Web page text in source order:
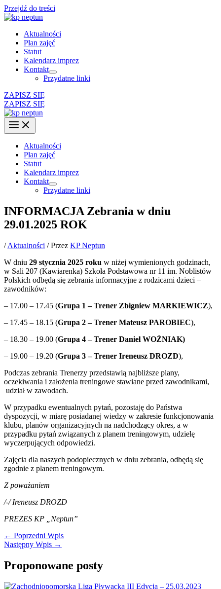
Przejdź do treści
Aktualności
Plan zajęć
Statut
Kalendarz imprez
Kontakt
Przydatne linki
ZAPISZ SIĘ
ZAPISZ SIĘ
Aktualności
Plan zajęć
Statut
Kalendarz imprez
Kontakt
Przydatne linki
INFORMACJA Zebrania w dniu
29.01.2025 ROK
/Aktualności / Przez KP Neptun
W dniu 29 stycznia 2025 roku w niżej wymienionych godzinach,
w Sali 207 (Kawiarenka) Szkoła Podstawowa nr 11 im. Noblistów
Polskich odbędą się zebrania informacyjne z rodzicami dzieci –
zawodników:
– 17.00 – 17.45 (Grupa 1 – Trener Zbigniew MARKIEWICZ),
– 17.45 – 18.15 (Grupa 2 – Trener Mateusz PAROBIEC),
– 18.30 – 19.00 (Grupa 4 – Trener Daniel WOŹNIAK)
– 19.00 – 19.20 (Grupa 3 – Trener Ireneusz DROZD),
Podczas zebrania Trenerzy przedstawią najbliższe plany,
oczekiwania i założenia treningowe stawiane przed zawodnikami,
udział w zawodach.
W przypadku ewentualnych pytań, pozostaję do Państwa
dyspozycji, w miarę posiadanej wiedzy w zakresie funkcjonowania
klubu, planów organizacyjnych na nadchodzący okres, a w
przypadku pytań związanych z planem treningowym, udzielę
wyczerpujących odpowiedzi.
Zajęcia dla naszych podopiecznych w dniu zebrania, odbędą się
zgodnie z planem treningowym.
Z poważaniem
/-/ Ireneusz DROZD
PREZES KP „Neptun”
← Poprzedni Wpis
Następny Wpis →
Proponowane posty